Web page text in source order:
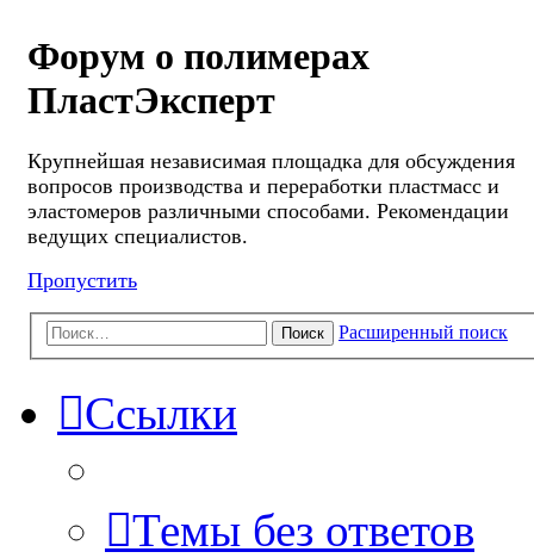
Форум о полимерах
ПластЭксперт
Крупнейшая независимая площадка для обсуждения
вопросов производства и переработки пластмасс и
эластомеров различными способами. Рекомендации
ведущих специалистов.
Пропустить
Поиск Расширенный поиск
Ссылки
Темы без ответов